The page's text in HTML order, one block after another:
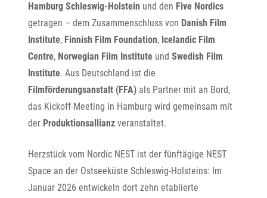
Hamburg Schleswig-Holstein und den Five Nordics
getragen – dem Zusammenschluss von Danish Film
Institute, Finnish Film Foundation, Icelandic Film
Centre, Norwegian Film Institute und Swedish Film
Institute. Aus Deutschland ist die
Filmförderungsanstalt (FFA) als Partner mit an Bord,
das Kickoff-Meeting in Hamburg wird gemeinsam mit
der Produktionsallianz veranstaltet.
Herzstück vom Nordic NEST ist der fünftägige NEST
Space an der Ostseeküste Schleswig-Holsteins: Im
Januar 2026 entwickeln dort zehn etablierte